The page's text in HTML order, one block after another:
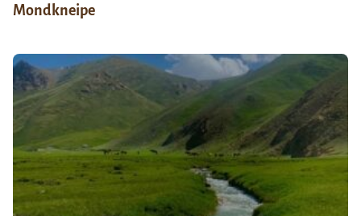
Mondkneipe